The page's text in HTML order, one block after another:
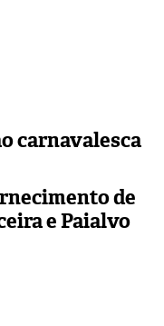
carnavalesca
de
e Paialvo